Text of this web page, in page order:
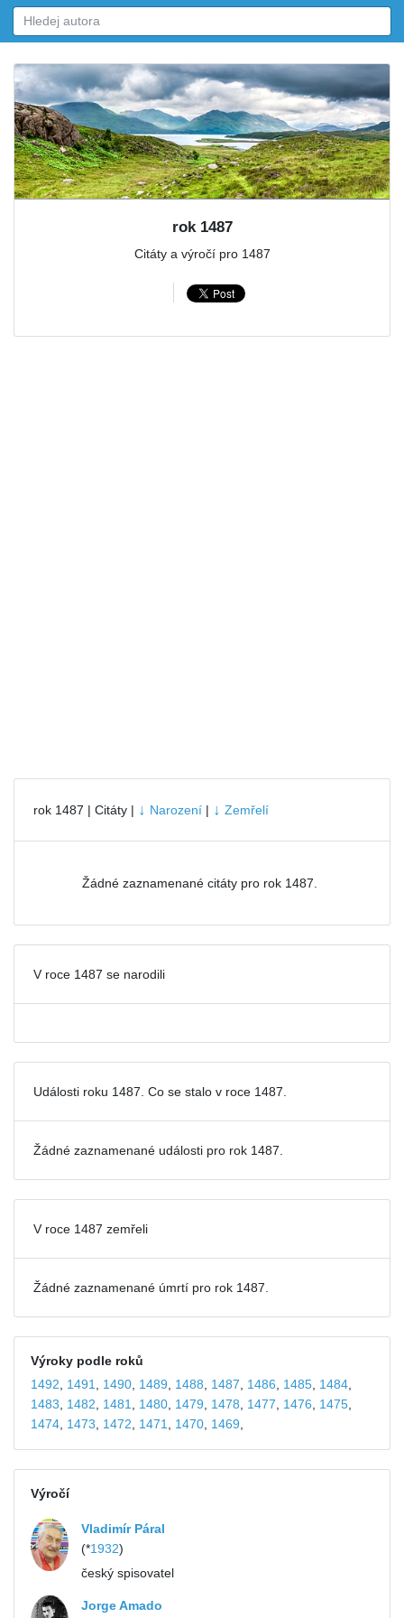
rok 1487
Citáty a výročí pro 1487
rok 1487 | Citáty | ↓ Narození | ↓ Zemřelí
Žádné zaznamenané citáty pro rok 1487.
V roce 1487 se narodili
Události roku 1487. Co se stalo v roce 1487.
Žádné zaznamenané události pro rok 1487.
V roce 1487 zemřeli
Žádné zaznamenané úmrtí pro rok 1487.
Výroky podle roků
1492
1491 1490, 1489 1488 1487 1486 1485, 1484,
1483
1482 1481 1480, 1479 1478 1477 1476 1475,
1474, 1473 1472 1471 1470, 1469
Výročí
Vladimír Páral
(*1932)
český spisovatel
Jorge Amado